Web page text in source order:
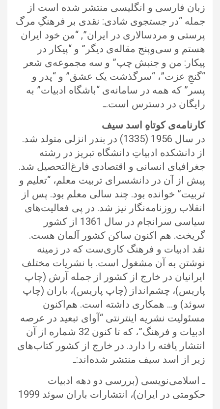
زبان فارسی و انگلیسی منتشر شده است از
جمله “در جستجوی شادی: نقدی بر فرهنگِ مرگ
پرستی و مردسالاری در ایران”, “من خود ایران
هستم و سی‌و‌پنج مقاله‌ی دیگر” و “پیکار در
پیکار: من و جنبش چپ” و سه مجموعه‌ی شعر
“گنجِ عزت”، “سرگذشت یک عشق” و “پدر و
پسر” که همه در سامانه‌ی “باشگاه ادبیات” به
رایگان در دسترس است.ـ
کارنامه‌ی کوتاهِ اسد سیف
در سال 1956 (1335) در بندر انزلی متولد شد.
از دانشکده ادبیاتِ دانشگاه تبریز در رشته
جغرافیای انسانی و اقتصادی فارغ‌التحصیل شد.
پیش از آن در دانشسرای تربیت معلم، “تعلیم و
تربیت” خوانده بود. چند سالی معلم بود. پس از
انقلاب روزنامه‌نگار نیز شد. در پی فعالیت‌های
سیاسی سرانجام در سال 1361 از کشور
گریخت. هم اکنون ساکن کشور آلمان هست.
نقد ادبیات و فرهنگ کاری‌ست که در زمینه
نوشتن به آن مشغول است. با نشریات مختلف
ایرانیان در خارج از کشور از جمله آرش (چاپ
پاریس)، چشم‌انداز (چاپ پاریس)، باران (چاپ
سوئد) و… همکاری داشته است. هم‌اکنون
مسئولیت نشریه اینترنتی “آوای تبعید در عرصه
ادبیات و فرهنگ”،‌ که تا کنون 32 شماره از آن
انتشار یافته را دارد. در خارج از کشور کتاب‌های
زیر از اسد سیف منتشر شده‌اند:ـ
ـ اسلامی‌نویسی (بررسی دو دهه ادبیات
حکومتی در ایران)، انتشارات باران سوئد 1999